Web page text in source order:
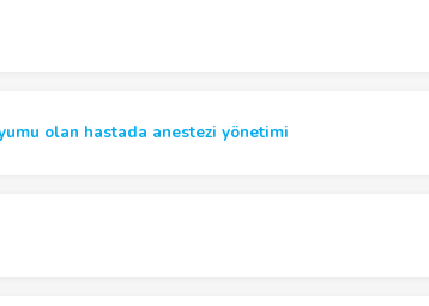
olan hastada anestezi yönetimi